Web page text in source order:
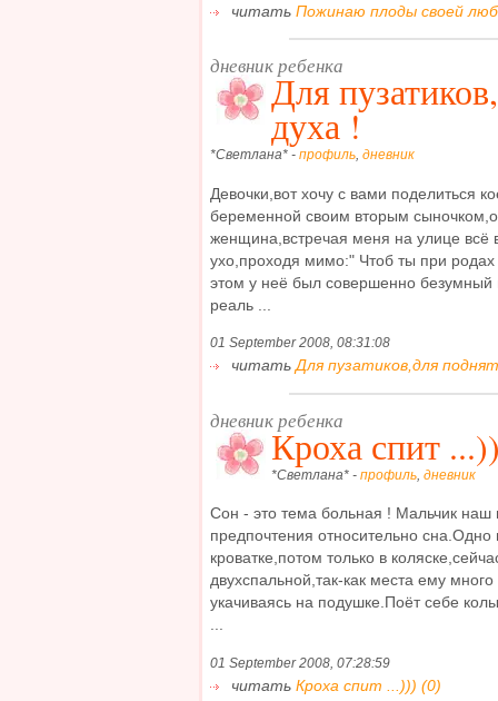
читать Пожинаю плоды своей
дневник ребенка
Для
духа !
*Светлана* - профиль, дневник
Девочки,вот хочу с вами поделиться
беременной своим вторым
женщина,встречая меня на улице
ухо,проходя мимо:" Чтоб ты при
этом у неё был совершенно безумный
реаль ...
01 September 2008, 08:31:08
читатьДля пузатиков,для
дневник ребенка
Кроха спит
*Светлана* - профиль, дневник
Сон - это тема больная ! Мальчик наш
предпочтения относительно сна.Одно
кроватке,потом только в
двухспальной,так-как места ему
укачиваясь на подушке.Поёт себе
...
01 September 2008, 07:28:59
читать Кроха спит ...))) (0)